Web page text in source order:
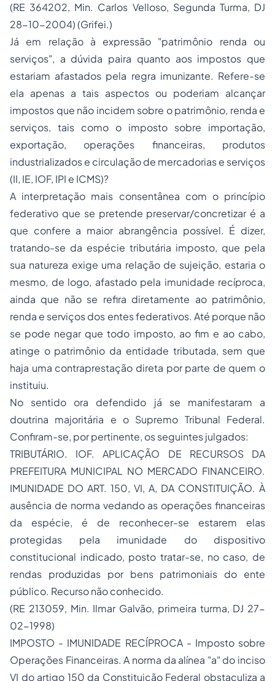
(RE 364202, Min. Carlos Velloso, Segunda Turma, DJ
28-10-2004) (Grifei.)
Já em relação à expressão "patrimônio renda ou
serviços", a dúvida paira quanto aos impostos que
estariam afastados pela regra imunizante. Refere-se
ela apenas a tais aspectos ou poderiam alcançar
impostos que não incidem sobre o patrimônio, renda e
serviços, tais como o imposto sobre importação,
exportação, operações financeiras, produtos
industrializados e circulação de mercadorias e serviços
(II, IE, IOF, IPI e ICMS)?
A interpretação mais consentânea com o princípio
federativo que se pretende preservar/concretizar é a
que confere a maior abrangência possível. É dizer,
tratando-se da espécie tributária imposto, que pela
sua natureza exige uma relação de sujeição, estaria o
mesmo, de logo, afastado pela imunidade recíproca,
ainda que não se refira diretamente ao patrimônio,
renda e serviços dos entes federativos. Até porque não
se pode negar que todo imposto, ao fim e ao cabo,
atinge o patrimônio da entidade tributada, sem que
haja uma contraprestação direta por parte de quem o
instituiu.
No sentido ora defendido já se manifestaram a
doutrina majoritária e o Supremo Tribunal Federal.
Confiram-se, por pertinente, os seguintes julgados:
TRIBUTÁRIO. IOF. APLICAÇÃO DE RECURSOS DA
PREFEITURA MUNICIPAL NO MERCADO FINANCEIRO.
IMUNIDADE DO ART. 150, VI, A, DA CONSTITUIÇÃO. À
ausência de norma vedando as operações financeiras
da espécie, é de reconhecer-se estarem elas
protegidas pela imunidade do dispositivo
constitucional indicado, posto tratar-se, no caso, de
rendas produzidas por bens patrimoniais do ente
público. Recurso não conhecido.
(RE 213059, Min. Ilmar Galvão, primeira turma, DJ 27-
02-1998)
IMPOSTO - IMUNIDADE RECÍPROCA - Imposto sobre
Operações Financeiras. A norma da alínea "a" do inciso
VI do artigo 150 da Constituição Federal obstaculiza a